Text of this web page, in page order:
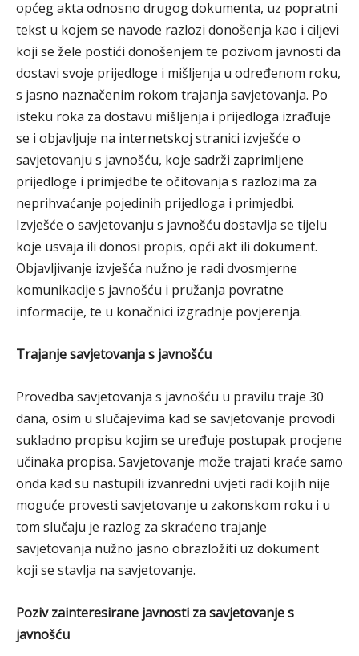
općeg akta odnosno drugog dokumenta, uz popratni
tekst u kojem se navode razlozi donošenja kao i ciljevi
koji se žele postići donošenjem te pozivom javnosti da
dostavi svoje prijedloge i mišljenja u određenom roku,
s jasno naznačenim rokom trajanja savjetovanja. Po
isteku roka za dostavu mišljenja i prijedloga izrađuje
se i objavljuje na internetskoj stranici izvješće o
savjetovanju s javnošću, koje sadrži zaprimljene
prijedloge i primjedbe te očitovanja s razlozima za
neprihvaćanje pojedinih prijedloga i primjedbi.
Izvješće o savjetovanju s javnošću dostavlja se tijelu
koje usvaja ili donosi propis, opći akt ili dokument.
Objavljivanje izvješća nužno je radi dvosmjerne
komunikacije s javnošću i pružanja povratne
informacije, te u konačnici izgradnje povjerenja.
Trajanje savjetovanja s javnošću
Provedba savjetovanja s javnošću u pravilu traje 30
dana, osim u slučajevima kad se savjetovanje provodi
sukladno propisu kojim se uređuje postupak procjene
učinaka propisa. Savjetovanje može trajati kraće samo
onda kad su nastupili izvanredni uvjeti radi kojih nije
moguće provesti savjetovanje u zakonskom roku i u
tom slučaju je razlog za skraćeno trajanje
savjetovanja nužno jasno obrazložiti uz dokument
koji se stavlja na savjetovanje.
Poziv zainteresirane javnosti za savjetovanje s
javnošću